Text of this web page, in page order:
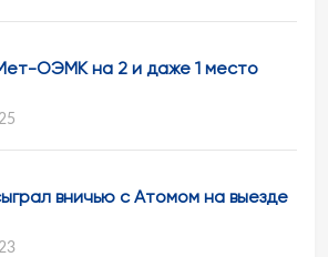
ОЭМК на 2 и даже 1 место
вничью с Атомом на выезде